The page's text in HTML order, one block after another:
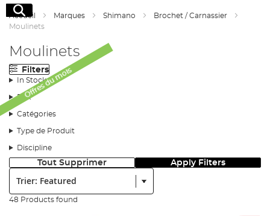
Rechercher
Accueil Marques Shimano
Brochet / Carnassier
Moulinets
Moulinets
Filters
In Stock
Prix
Catégories
Type de Produit
Discipline
Tout Supprimer Apply Filters
48 Products found
Offres du mois